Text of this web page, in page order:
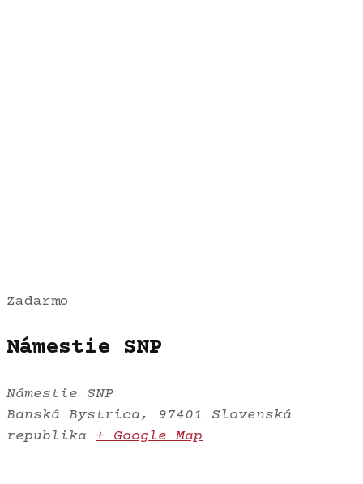
Zadarmo
Námestie SNP
Námestie SNP
Banská Bystrica, 97401
Slovenská
republika
+ Google Map